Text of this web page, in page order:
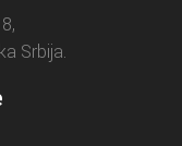
Srbija.